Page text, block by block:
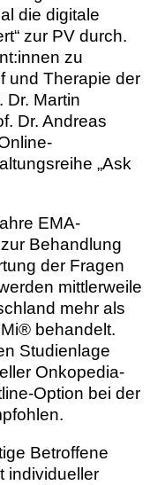
die digitale
zur PV durch.
zu
und Therapie der
Dr. Martin
Dr. Andreas
„Ask
EMA-
Behandlung
der Fragen
mittlerweile
mehr als
behandelt.
Studienlage
Onkopedia-
Option bei der
Betroffene
individueller